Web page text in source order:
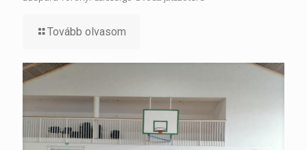
Tovább olvasom